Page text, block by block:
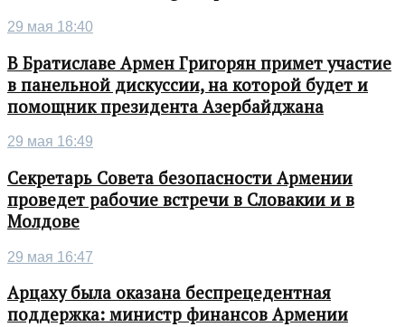
29 мая 18:40
В Братиславе Армен Григорян примет участие
в панельной дискуссии, на которой будет и
помощник президента Азербайджана
29 мая 16:49
Секретарь Совета безопасности Армении
проведет рабочие встречи в Словакии и в
Молдове
29 мая 16:47
Арцаху была оказана беспрецедентная
поддержка: министр финансов Армении